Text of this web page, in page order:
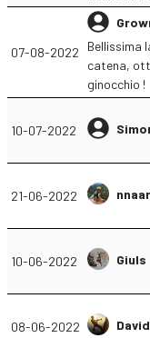
07-08-2022
Bellissima
catena,
ginocchio !
10-07-2022
21-06-2022
10-06-2022 Giuls
08-06-2022